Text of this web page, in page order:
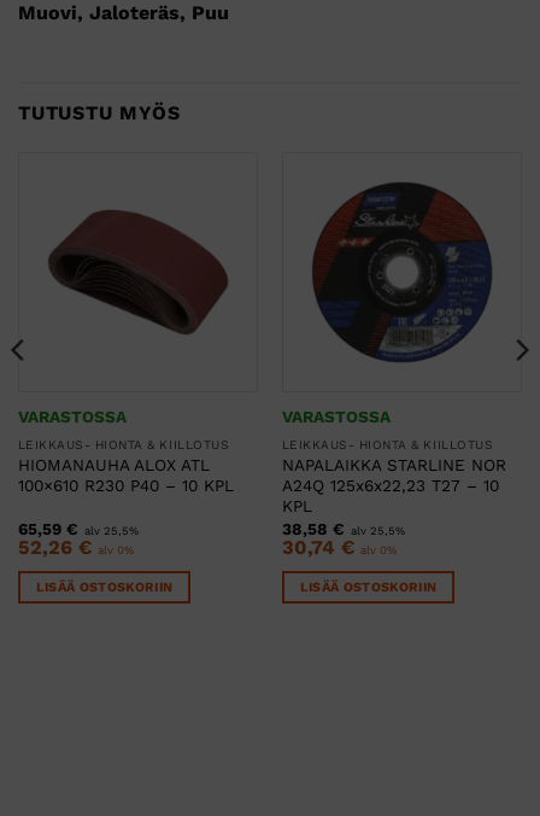
Muovi, Jaloteräs, Puu
TUTUSTU MYÖS
VARASTOSSA
LEIKKAUS- HIONTA & KIILLOTUS
HIOMANAUHA ALOX ATL
100×610 R230 P40 – 10 KPL
65,59 € alv 25,5%
52,26 € alv 0%
LISÄÄ OSTOSKORIIN
VARASTOSSA
LEIKKAUS- HIONTA & KIILLOTUS
NAPALAIKKA STARLINE NOR
A24Q 125x6x22,23 T27 – 10
KPL
38,58 € alv 25,5%
30,74 € alv 0%
LISÄÄ OSTOSKORIIN